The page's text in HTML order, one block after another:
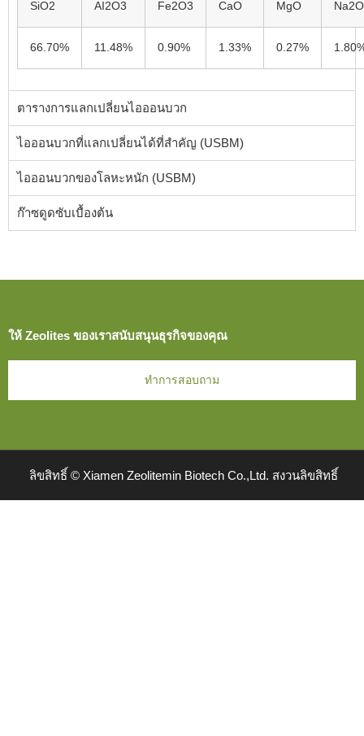
SiO2 AI2O3 Fe2O3 CaO MgO Na2O
66.70% 11.48% 0.90% 1.33% 0.27%
ตารางการแลกเปลี่ยนไอออนบวก
ไอออนบวกที่แลกเปลี่ยนได้ที่สำคัญ (USBM)
ไอออนบวกของโลหะหนัก (USBM)
ก๊าซดูดซับเบื้องต้น
ให้ Zeolites ของเราสนับสนุนธุรกิจของคุณ
ทำการสอบถาม
ลิขสิทธิ์ © Xiamen Zeolitemin Biotech Co.,Ltd. สงวนลิขสิทธิ์